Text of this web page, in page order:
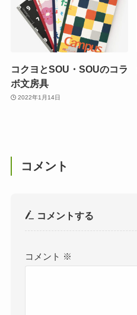
コクヨとSOU・SOUのコラ
ボ文房具
2022年1月14日
コメント
コメントする
コメント ※